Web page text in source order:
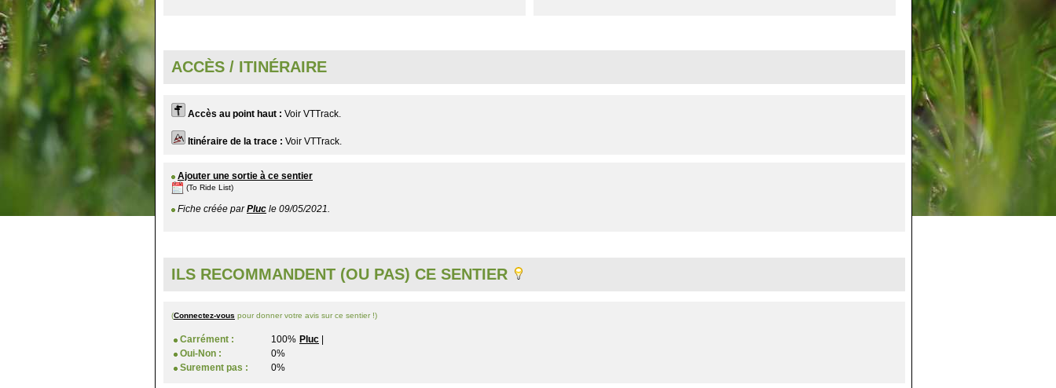
ACCÈS / ITINÉRAIRE
Accès au point haut : Voir VTTrack.
Itinéraire de la trace : Voir VTTrack.
Ajouter une sortie à ce sentier
(To Ride List)
Fiche créée parPluc le 09/05/2021.
ILS RECOMMANDENT (OU PAS) CE SENTIER
(Connectez-vous pour donner votre avis sur ce sentier !)
Carrément : 100% Pluc
Oui-Non :
0%
Surement pas :
0%